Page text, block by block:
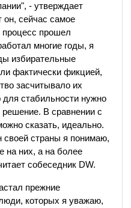
- утверждает
сейчас самое
прошел
многие годы, я
избирательные
фактически фикцией,
засчитывало их
стабильности нужно
В сравнении с
сказать, идеально.
своей страны я понимаю,
на них, а на более
собеседник DW.
прежние
которых я уважаю,